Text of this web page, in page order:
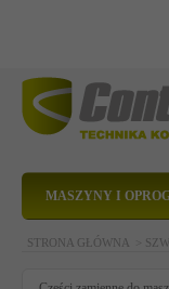
MASZYNY I
STRONA GŁÓWNA >